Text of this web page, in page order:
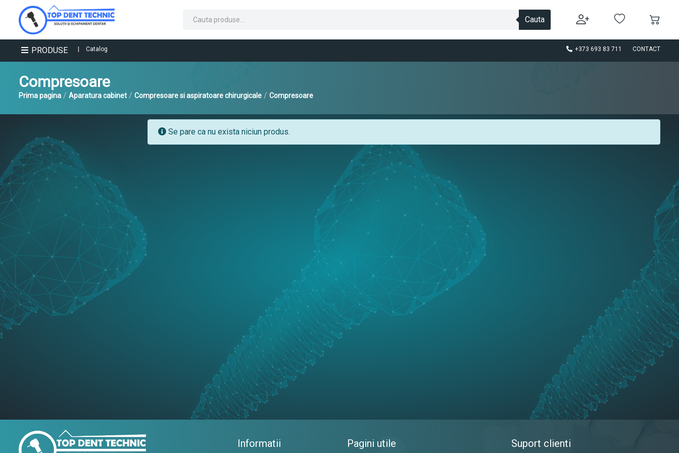
Cauta
PRODUSE Catalog +373 693 83 711 CONTACT
Compresoare
Prima pagina / Aparatura cabinet / Compresoare si aspiratoare chirurgicale / Compresoare
Se pare ca nu exista niciun produs.
Informatii Pagini utile Suport clienti